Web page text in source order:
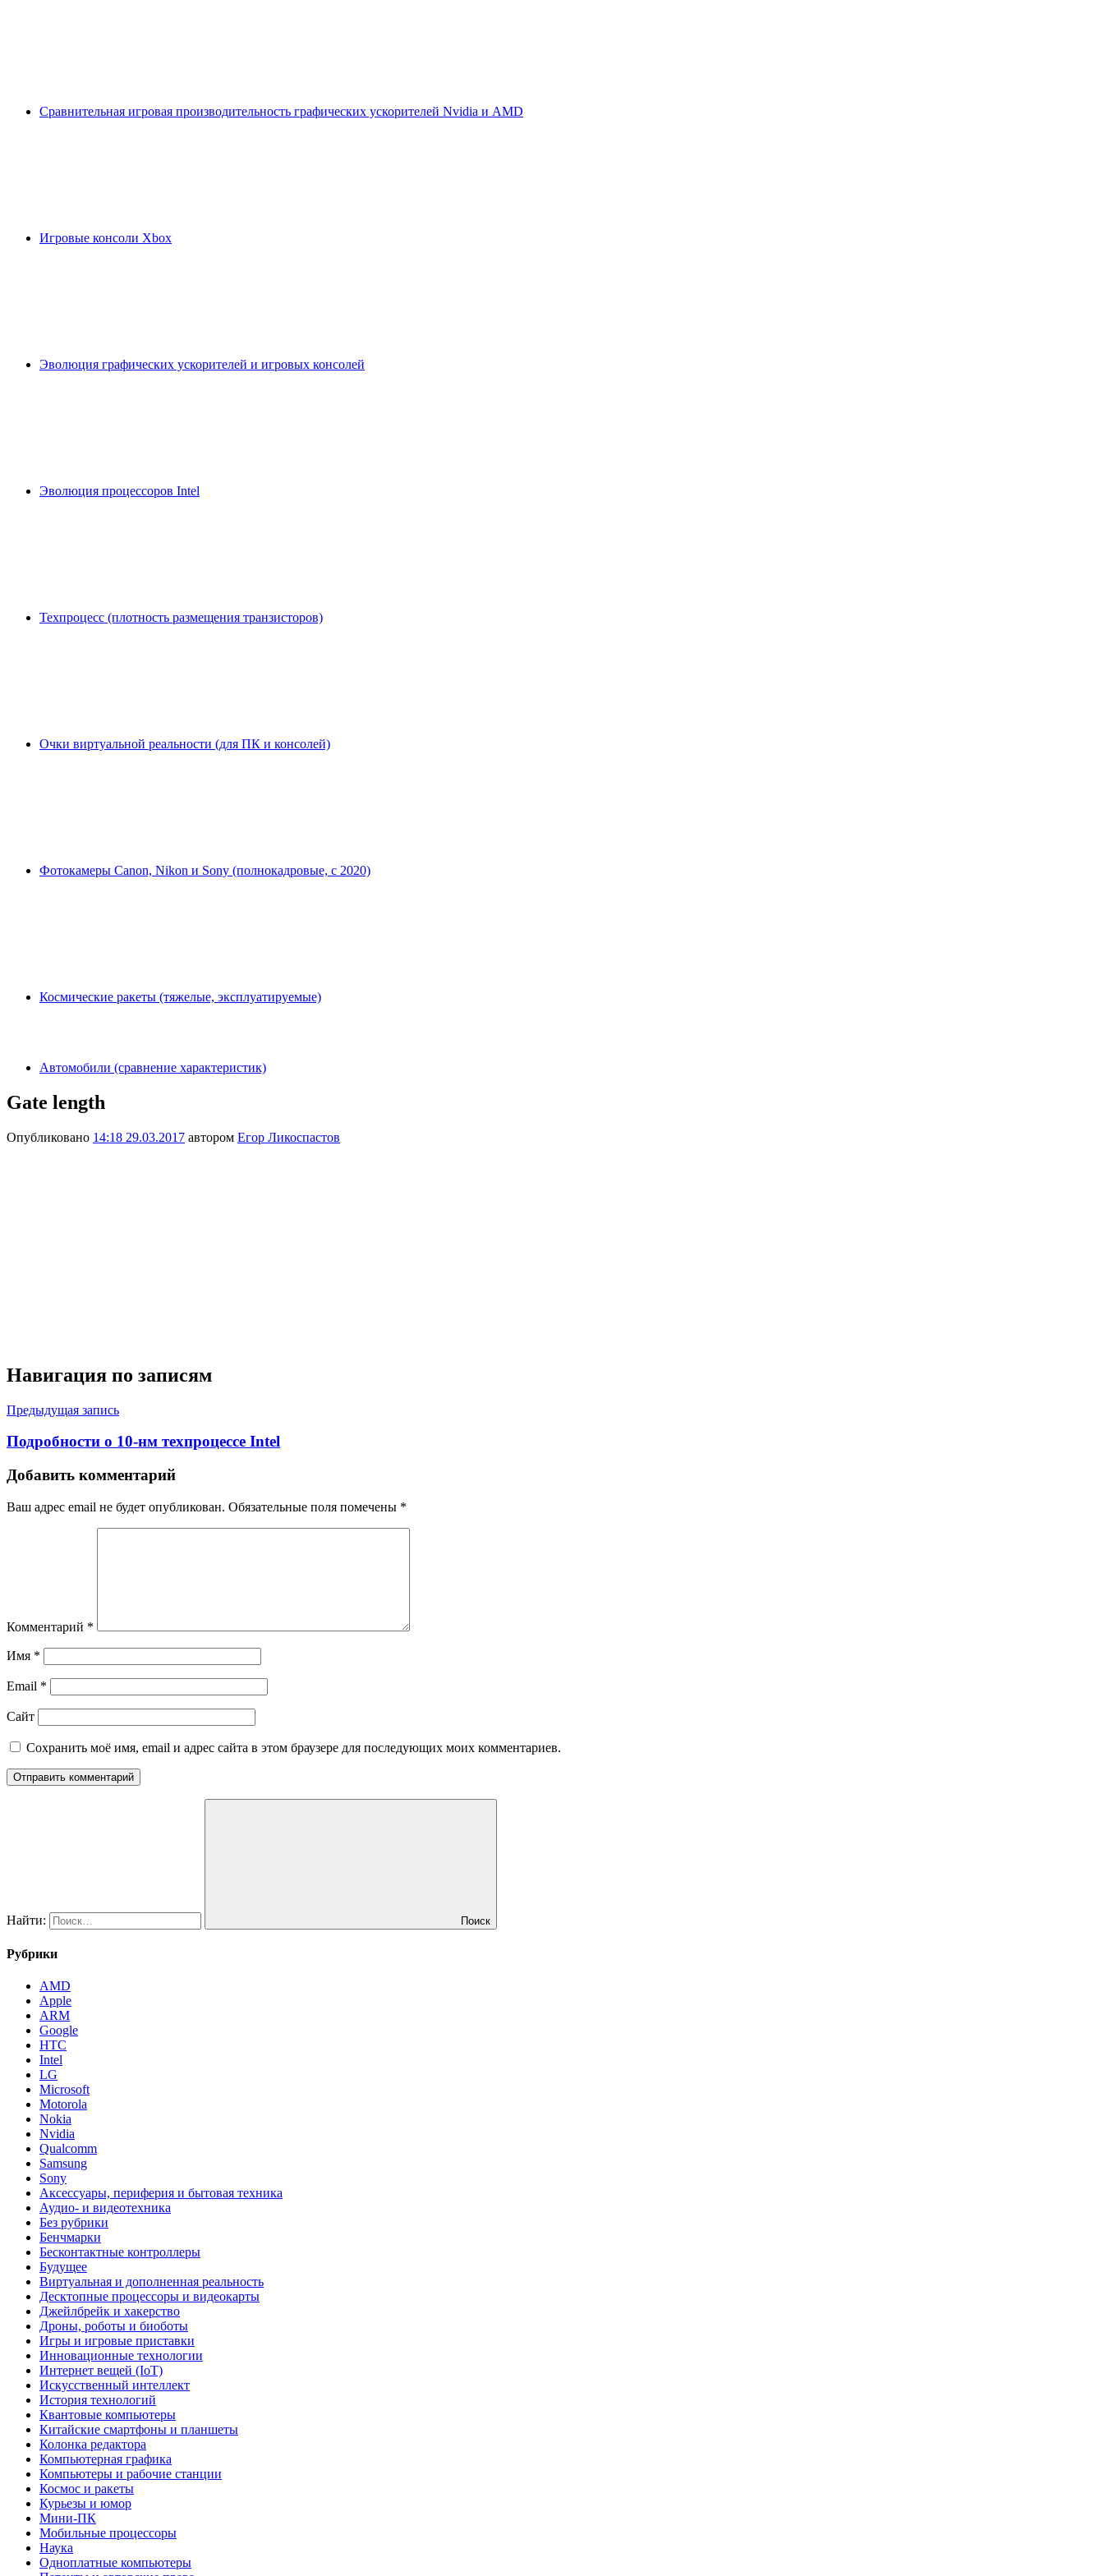
Сравнительная игровая производительность графических ускорителей Nvidia и AMD
Игровые консоли Xbox
Эволюция графических ускорителей и игровых консолей
Эволюция процессоров Intel
Техпроцесс (плотность размещения транзисторов)
Очки виртуальной реальности (для ПК и консолей)
Фотокамеры Canon, Nikon и Sony (полнокадровые, с 2020)
Космические ракеты (тяжелые, эксплуатируемые)
Автомобили (сравнение характеристик)
Gate length
Опубликовано 14:18 29.03.2017 автором Егор Ликоспастов
Навигация по записям
Предыдущая запись
Подробности о 10-нм техпроцессе Intel
Добавить комментарий
Ваш адрес email не будет опубликован. Обязательные поля помечены *
Комментарий *
Имя *
Email *
Сайт
Сохранить моё имя, email и адрес сайта в этом браузере для последующих моих комментариев.
Найти: Поиск
Рубрики
AMD
Apple
ARM
Google
HTC
Intel
LG
Microsoft
Motorola
Nokia
Nvidia
Qualcomm
Samsung
Sony
Аксессуары, периферия и бытовая техника
Аудио- и видеотехника
Без рубрики
Бенчмарки
Бесконтактные контроллеры
Будущее
Виртуальная и дополненная реальность
Десктопные процессоры и видеокарты
Джейлбрейк и хакерство
Дроны, роботы и биоботы
Игры и игровые приставки
Инновационные технологии
Интернет вещей (IoT)
Искусственный интеллект
История технологий
Квантовые компьютеры
Китайские смартфоны и планшеты
Колонка редактора
Компьютерная графика
Компьютеры и рабочие станции
Космос и ракеты
Курьезы и юмор
Мини-ПК
Мобильные процессоры
Наука
Одноплатные компьютеры